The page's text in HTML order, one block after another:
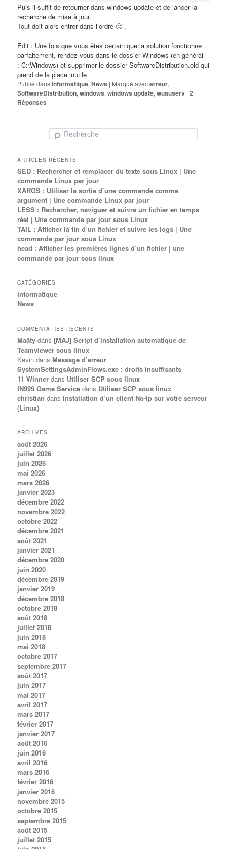
Puis il suffit de retourner dans windows update et de lancer la
recherche de mise à jour.
Tout doit alors entrer dans l’ordre 🙂 .
Edit : Une fois que vous êtes certain que la solution fonctionne
parfaitement, rendez vous dans le dossier Windows (en général
: C:\Windows) et supprimer le dossier SoftwareDistribution.old qui
prend de la place inutile
Publié dansInformatique,News | Marqué avecerreur,
SoftwareDistribution,windows,windows update,wuauserv |2
Réponses
ARTICLES RÉCENTS
SED : Rechercher et remplacer du texte sous Linux | Une
commande Linux par jour
XARGS : Utiliser la sortie d’une commande comme
argument | Une commande Linux par jour
LESS : Rechercher, naviguer et suivre un fichier en temps
réel | Une commande par jour sous Linux
TAIL : Afficher la fin d’un fichier et suivre les logs | Une
commande par jour sous Linux
head : Afficher les premières lignes d’un fichier | une
commande par jour sous linux
CATÉGORIES
Informatique
News
COMMENTAIRES RÉCENTS
Maâty dans [MAJ] Script d’installation automatique de
Teamviewer sous linux
Kevin dans Message d’erreur
SystemSettingsAdminFlows.exe : droits insuffisants
11 Winner dans Utiliser SCP sous linux
IN999 Game Service dans Utiliser SCP sous linux
christian dansInstallation d’un client No-Ip sur votre serveur
(Linux)
ARCHIVES
août 2026
juillet 2026
juin 2026
mai 2026
mars 2026
janvier 2023
décembre 2022
novembre 2022
octobre 2022
décembre 2021
août 2021
janvier 2021
décembre 2020
juin 2020
décembre 2019
janvier 2019
décembre 2018
octobre 2018
août 2018
juillet 2018
juin 2018
mai 2018
octobre 2017
septembre 2017
août 2017
juin 2017
mai 2017
avril 2017
mars 2017
février 2017
janvier 2017
août 2016
juin 2016
avril 2016
mars 2016
février 2016
janvier 2016
novembre 2015
octobre 2015
septembre 2015
août 2015
juillet 2015